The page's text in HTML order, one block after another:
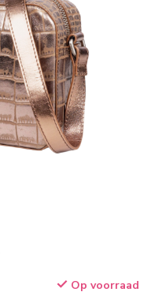
Op voorraad